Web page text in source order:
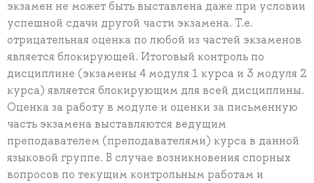
экзамен не может быть выставлена даже при условии
успешной сдачи другой части экзамена. Т.е.
отрицательная оценка по любой из частей экзаменов
является блокирующей. Итоговый контроль по
дисциплине (экзамены 4 модуля 1 курса и 3 модуля 2
курса) является блокирующим для всей дисциплины.
Оценка за работу в модуле и оценки за письменную
часть экзамена выставляются ведущим
преподавателем (преподавателями) курса в данной
языковой группе. В случае возникновения спорных
вопросов по текущим контрольным работам и